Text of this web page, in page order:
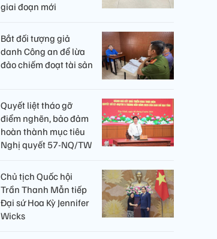
giai đoạn mới
Bắt đối tượng giả
danh Công an để lừa
đảo chiếm đoạt tài sản
Quyết liệt tháo gỡ
điểm nghẽn, bảo đảm
hoàn thành mục tiêu
Nghị quyết 57-NQ/TW
Chủ tịch Quốc hội
Trần Thanh Mẫn tiếp
Đại sứ Hoa Kỳ Jennifer
Wicks